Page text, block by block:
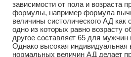
зависимости от пола и возраста
формулы, например формула
величины систолического АД как
одно из которых равно возрасту
другое составляет 65 для
Однако высокая индивидуальная
нормальных величин АД делает